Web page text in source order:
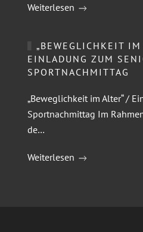
Weiterlesen
„BEWEGLICHKEIT IM
EINLADUNG ZUM
SPORTNACHMITTAG
„Beweglichkeit im Alter“ /
Sportnachmittag Im
de…
Weiterlesen